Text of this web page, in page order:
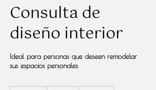
Consulta de
diseño interior
Ideal para personas que deseen remodelar
sus espacios personales